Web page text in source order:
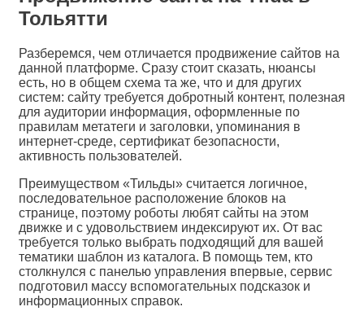
Тольятти
Разберемся, чем отличается продвижение сайтов на
данной платформе. Сразу стоит сказать, нюансы
есть, но в общем схема та же, что и для других
систем: сайту требуется добротный контент, полезная
для аудитории информация, оформленные по
правилам метатеги и заголовки, упоминания в
интернет-среде, сертификат безопасности,
активность пользователей.
Преимуществом «Тильды» считается логичное,
последовательное расположение блоков на
странице, поэтому роботы любят сайты на этом
движке и с удовольствием индексируют их. От вас
требуется только выбрать подходящий для вашей
тематики шаблон из каталога. В помощь тем, кто
столкнулся с панелью управления впервые, сервис
подготовил массу вспомогательных подсказок и
информационных справок.